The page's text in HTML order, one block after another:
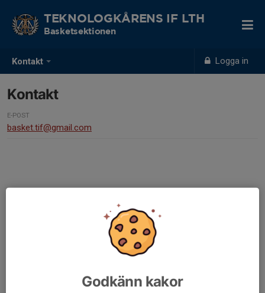
Kontakt Logga in
TEKNOLOGKÅRENS IF LTH
Basketsektionen
Kontakt
E-POST
basket.tif@gmail.com
Godkänn kakor